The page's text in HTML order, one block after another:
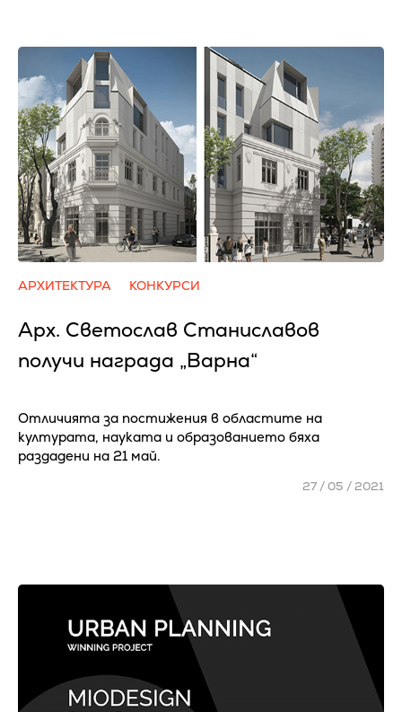
АРХИТЕКТУРА КОНКУРСИ
Арх. Светослав Станиславов
получи награда „Варна“
Отличията за постижения в областите на
културата, науката и образованието бяха
раздадени на 21 май.
27 / 05 / 2021